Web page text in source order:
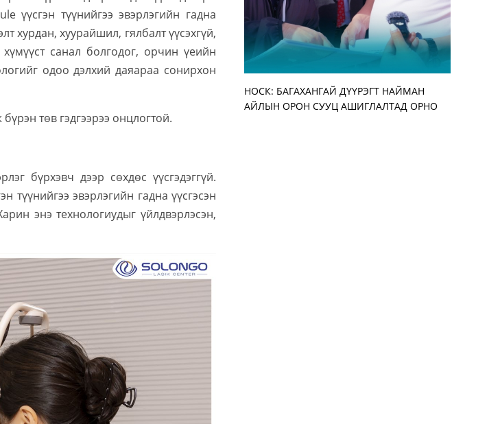
үүсгэн түүнийгээ эвэрлэгийн гадна
хурдан, хуурайшил, гялбалт үүсэхгүй,
санал болгодог, орчин үеийн
одоо дэлхий даяараа сонирхон
төв гэдгээрээ онцлогтой.
бүрхэвч дээр сөхдөс үүсгэдэггүй.
түүнийгээ эвэрлэгийн гадна үүсгэсэн
энэ технологиудыг үйлдвэрлэсэн,
НОСК: БАГАХАНГАЙ ДҮҮРЭГТ НАЙМАН
АЙЛЫН ОРОН СУУЦ АШИГЛАЛТАД ОРНО